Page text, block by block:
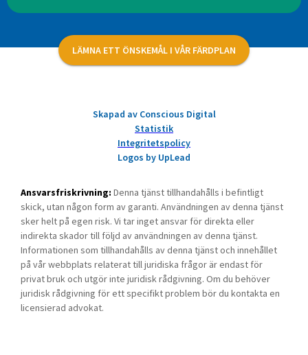
LÄMNA ETT ÖNSKEMÅL I VÅR FÄRDPLAN
Skapad av Conscious Digital
Statistik
Integritetspolicy
Logos by UpLead
Ansvarsfriskrivning: Denna tjänst tillhandahålls i befintligt
skick, utan någon form av garanti. Användningen av denna tjänst
sker helt på egen risk. Vi tar inget ansvar för direkta eller
indirekta skador till följd av användningen av denna tjänst.
Informationen som tillhandahålls av denna tjänst och innehållet
på vår webbplats relaterat till juridiska frågor är endast för
privat bruk och utgör inte juridisk rådgivning. Om du behöver
juridisk rådgivning för ett specifikt problem bör du kontakta en
licensierad advokat.